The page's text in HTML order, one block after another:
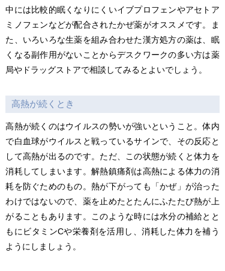
中には比較的眠くなりにくいイブプロフェンやアセトア
ミノフェンなどが配合されたかぜ薬がオススメです。ま
た、いろいろな生薬を組み合わせた漢方処方の薬は、眠
くなる副作用がないことからデスクワークの多い方は薬
局やドラッグストアで相談してみるとよいでしょう。
高熱が続くとき
高熱が続くのはウイルスの勢いが強いということ。体内
で白血球がウイルスと戦っているサインで、その反応と
して高熱が出るのです。ただ、この状態が続くと体力を
消耗してしまいます。解熱鎮痛剤は高熱による体力の消
耗を防ぐためのもの。熱が下がっても「かぜ」が治った
わけではないので、薬を止めたとたんにふたたび熱が上
がることもあります。このような時には水分の補給とと
もにビタミンCや栄養剤を活用し、消耗した体力を補う
ようにしましょう。